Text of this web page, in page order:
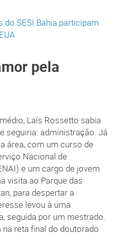
do SESI Bahia participam
pela
Laís Rossetto sabia
seguiria: administração. Já
área, com um curso de
Nacional de
e um cargo de jovem
visita ao Parque das
para despertar a
levou à uma
seguida por um mestrado.
reta final do doutorado